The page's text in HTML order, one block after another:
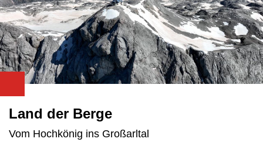
Land der Berge
Vom Hochkönig ins Großarltal